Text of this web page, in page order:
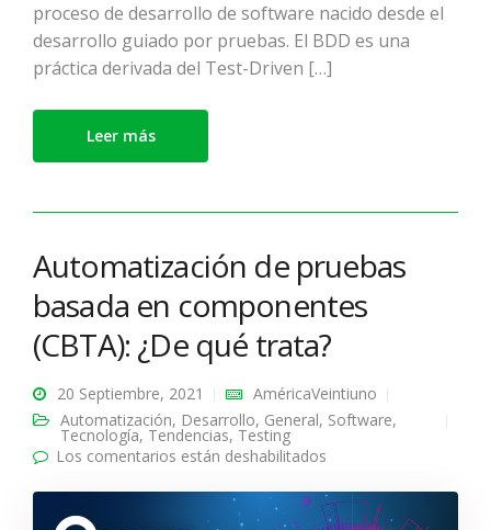
proceso de desarrollo de software nacido desde el
desarrollo guiado por pruebas. El BDD es una
práctica derivada del Test-Driven […]
Leer más
Automatización de pruebas
basada en componentes
(CBTA): ¿De qué trata?
20 Septiembre, 2021
AméricaVeintiuno
Automatización, Desarrollo, General, Software,
Tecnología, Tendencias, Testing
Los comentarios están deshabilitados
componentes (CBTA):
¿De qué trata?